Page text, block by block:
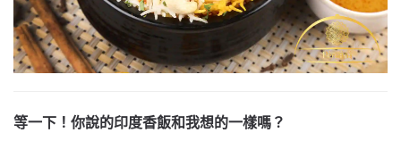
等一下！你說的印度香飯和我想的一樣嗎？